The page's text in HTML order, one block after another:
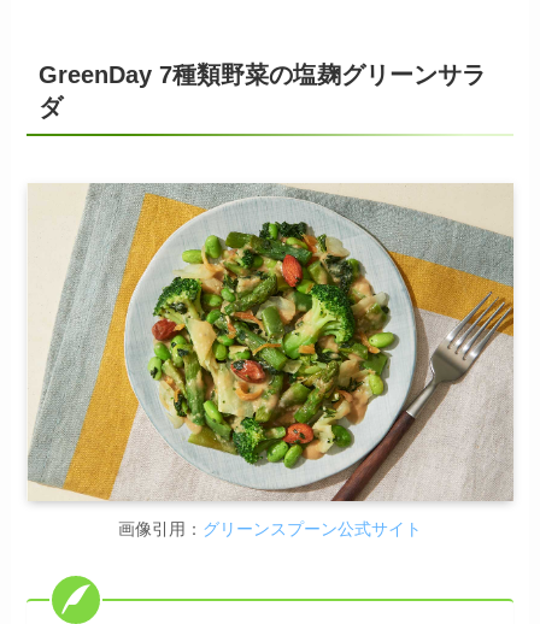
GreenDay 7種類野菜の塩麹グリーンサラ
ダ
画像引用： グリーンスプーン公式サイト